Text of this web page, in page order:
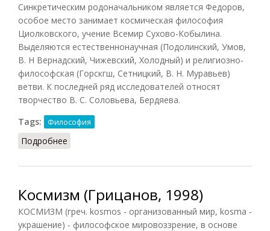
Синкретическим родоначальником является Федоров,
особое место занимает космическая философия
Циолковского, учение Всемир Сухово-Кобылина.
Выделяются естественнонаучная (Подолинский, Умов,
В. Н Вернадский, Чижевский, Холодный) и религиозно-
философская (Горскгш, Сетницкий, В. Н. Муравьев)
ветви. К последней ряд исследователей относят
творчество В. С. Соловьева, Бердяева.
Tags:
Философия
Подробнее
Космизм (Грицанов, 1998)
КОСМИЗМ (греч. kosmos - организованный мир, kosma -
украшение) - философское мировоззрение, в основе